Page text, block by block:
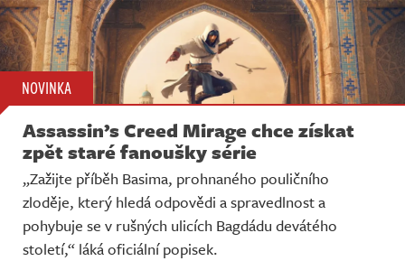
NOVINKA
Assassin’s Creed Mirage chce získat
zpět staré fanoušky série
„Zažijte příběh Basima, prohnaného pouličního
zloděje, který hledá odpovědi a spravedlnost a
pohybuje se v rušných ulicích Bagdádu devátého
století,“ láká oficiální popisek.